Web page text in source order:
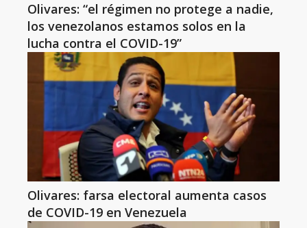
Olivares: “el régimen no protege a nadie,
los venezolanos estamos solos en la
lucha contra el COVID-19”
Olivares: farsa electoral aumenta casos
de COVID-19 en Venezuela